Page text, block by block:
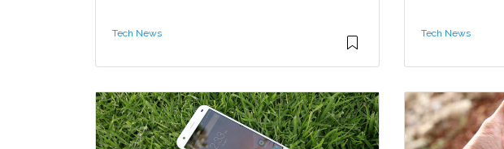
Tech News Tech News